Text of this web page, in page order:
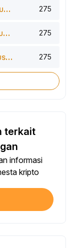
USDT 275
275
275
terkait
informasi
kripto